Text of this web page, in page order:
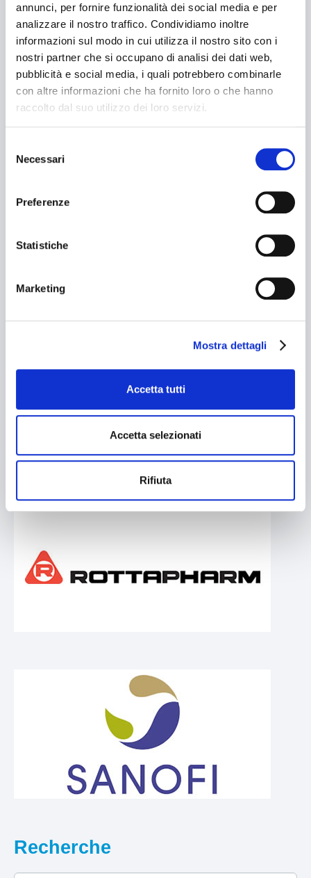
annunci, per fornire funzionalità dei social media e per
analizzare il nostro traffico. Condividiamo inoltre
informazioni sul modo in cui utilizza il nostro sito con i
nostri partner che si occupano di analisi dei dati web,
pubblicità e social media, i quali potrebbero combinarle
con altre informazioni che ha fornito loro o che hanno
raccolto dal suo utilizzo dei loro servizi.
delNecessari
Preferenze
Statistiche
Marketing
Mostra dettagli
Accetta tutti
Accetta selezionati
Rifiuta
Recherche